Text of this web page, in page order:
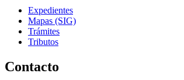
Expedientes
Mapas (SIG)
Trámites
Tributos
Contacto